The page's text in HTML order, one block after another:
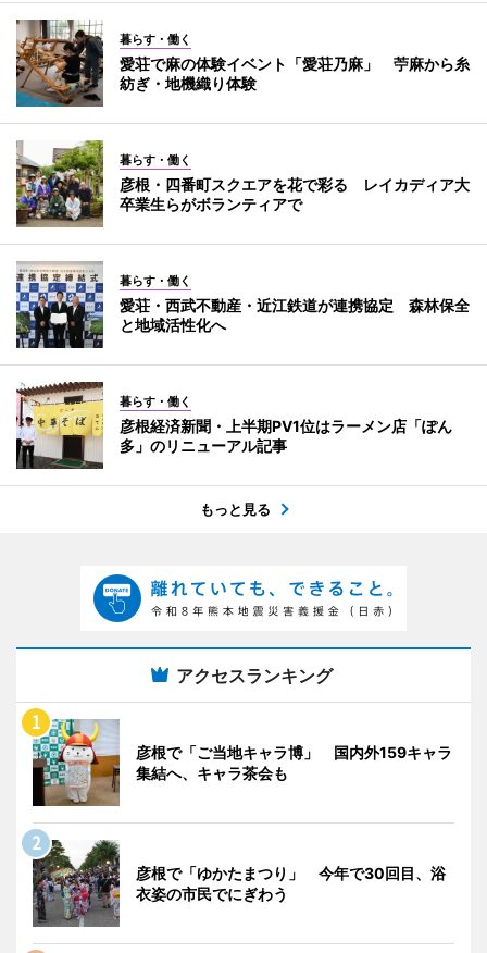
暮らす・働く
愛荘で麻の体験イベント「愛荘乃麻」 苧麻から糸
紡ぎ・地機織り体験
暮らす・働く
彦根・四番町スクエアを花で彩る レイカディア大
卒業生らがボランティアで
暮らす・働く
愛荘・西武不動産・近江鉄道が連携協定 森林保全
と地域活性化へ
暮らす・働く
彦根経済新聞・上半期PV1位はラーメン店「ぽん
多」のリニューアル記事
もっと見る
アクセスランキング
彦根で「ご当地キャラ博」 国内外159キャラ
集結へ、キャラ茶会も
彦根で「ゆかたまつり」 今年で30回目、浴
衣姿の市民でにぎわう